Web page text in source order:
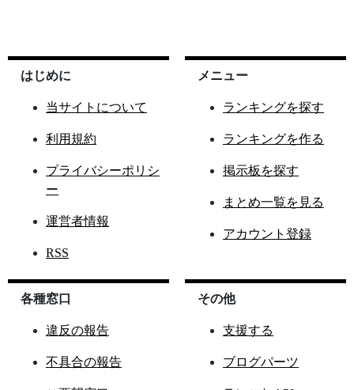
はじめに
当サイトについて
利用規約
プライバシーポリシ
ー
運営者情報
RSS
メニュー
ランキングを探す
ランキングを作る
掲示板を探す
まとめ一覧を見る
アカウント登録
各種窓口
違反の報告
不具合の報告
その他
支援する
ブログパーツ